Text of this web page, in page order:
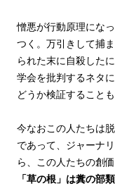
憎悪が行動原理にな
つく。万引きして捕
られた末に自殺した
学会を批判するネタ
どうか検証することも
今なおこの人たちは
であって、ジャーナ
ら、この人たちの創
「草の根」は糞の部類